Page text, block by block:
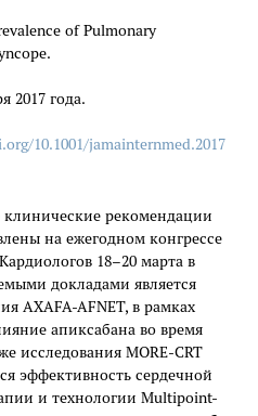
of Pulmonary
2017 года.
10.1001/jamainternmed.2017
клинические рекомендации
на ежегодном конгрессе
18–20 марта в
докладами является
AXAFA-AFNET, в рамках
апиксабана во время
исследования MORE-CRT
эффективность сердечной
и технологии Multipoint-